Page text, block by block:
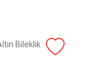
Bileklik